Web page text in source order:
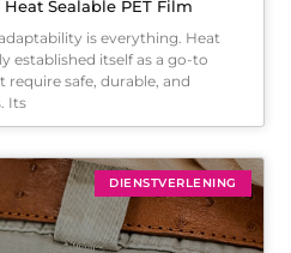
Sealable PET Film
is everything. Heat
established itself as a go-to
safe, durable, and
Its
DIENSTVERLENING